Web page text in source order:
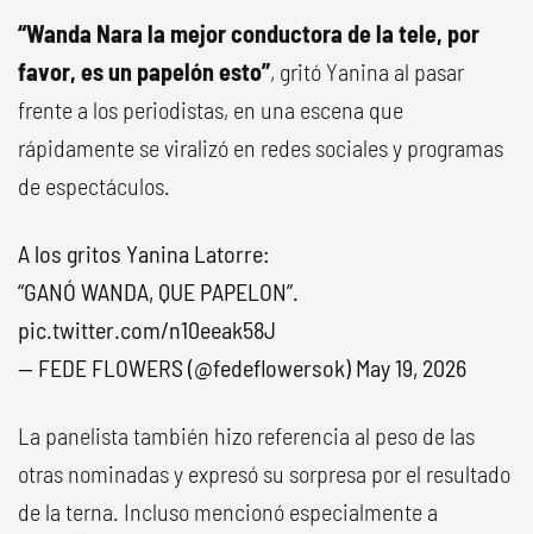
“Wanda Nara la mejor conductora de la tele, por
favor, es un papelón esto”, gritó Yanina al pasar
frente a los periodistas, en una escena que
rápidamente se viralizó en redes sociales y programas
de espectáculos.
A los gritos Yanina Latorre:
“GANÓ WANDA, QUE PAPELON”.
pic.twitter.com/n10eeak58J
— FEDE FLOWERS (@fedeflowersok) May 19, 2026
La panelista también hizo referencia al peso de las
otras nominadas y expresó su sorpresa por el resultado
de la terna. Incluso mencionó especialmente a